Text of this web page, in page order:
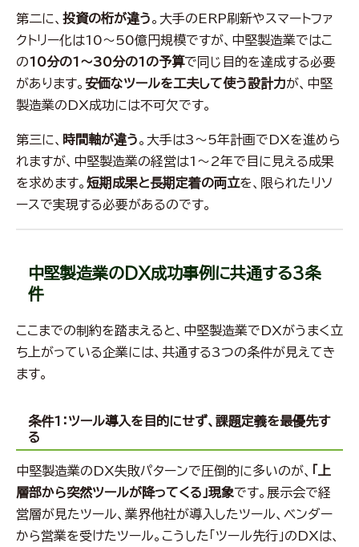
第二に、 投資の桁が違う。大手のERP刷新やスマートファ
クトリー化は10〜50億円規模ですが、中堅製造業ではこ
の10分の1〜30分の1の予算で同じ目的を達成する必要
があります。 安価なツールを工夫して使う設計力が、中堅
製造業のDX成功には不可欠です。
第三に、 時間軸が違う。大手は3〜5年計画でDXを進めら
れますが、中堅製造業の経営は1〜2年で目に見える成果
を求めます。 短期成果と長期定着の両立を、限られたリソ
ースで実現する必要があるのです。
中堅製造業のDX成功事例に共通する3条
件
ここまでの制約を踏まえると、中堅製造業でDXがうまく立
ち上がっている企業には、共通する3つの条件が見えてき
ます。
条件1：ツール導入を目的にせず、課題定義を最優先す
る
中堅製造業のDX失敗パターンで圧倒的に多いのが、
「上
層部から突然ツールが降ってくる」現象です。展示会で経
営層が見たツール、業界他社が導入したツール、ベンダー
から営業を受けたツール。こうした「ツール先行」のDXは、